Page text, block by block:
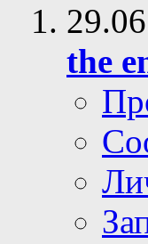
the